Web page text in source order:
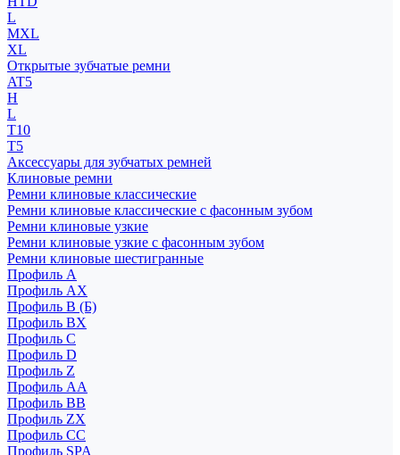
L
MXL
XL
Открытые зубчатые ремни
AT5
H
L
T10
T5
Аксессуары для зубчатых ремней
Клиновые ремни
Ремни клиновые классические
Ремни клиновые классические с фасонным зубом
Ремни клиновые узкие
Ремни клиновые узкие с фасонным зубом
Ремни клиновые шестигранные
Профиль A
Профиль AX
Профиль B (Б)
Профиль BX
Профиль C
Профиль D
Профиль Z
Профиль АА
Профиль BB
Профиль ZX
Профиль CC
Профиль SPA